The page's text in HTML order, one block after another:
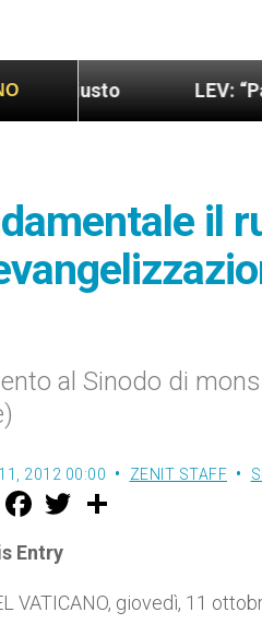
LEV: “Papa
il
al Sinodo di
2012 00:00 ZENIT STAFF
M
e
F
a
e
b
o
k
w
r
Entry
VATICANO, giovedì, 11